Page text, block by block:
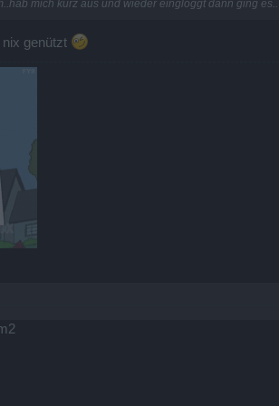
mich kurz aus und wieder eingloggt dann ging es..
genützt